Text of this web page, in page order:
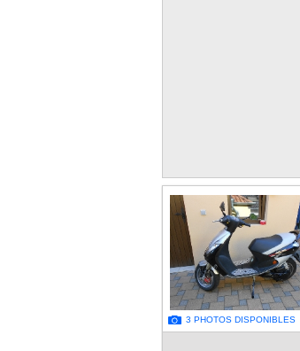
3 PHOTOS DISPONIBLES